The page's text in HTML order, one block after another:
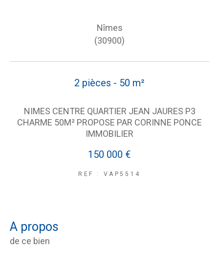
Nîmes
(30900)
2 pièces - 50 m²
NIMES CENTRE QUARTIER JEAN JAURES P3
CHARME 50M² PROPOSE PAR CORINNE PONCE
IMMOBILIER
150 000 €
REF : VAP5514
a propos
de ce bien